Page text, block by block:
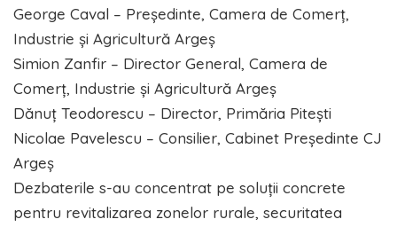
George Caval – Președinte, Camera de Comerț,
Industrie și Agricultură Argeș
Simion Zanfir – Director General, Camera de
Comerț, Industrie și Agricultură Argeș
Dănuț Teodorescu – Director, Primăria Pitești
Nicolae Pavelescu – Consilier, Cabinet Președinte CJ
Argeș
Dezbaterile s-au concentrat pe soluții concrete
pentru revitalizarea zonelor rurale, securitatea